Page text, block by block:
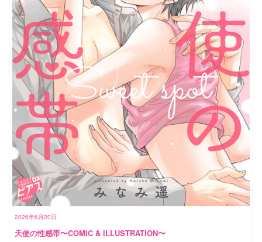
2026年6月20日
天使の性感帯〜COMIC & ILLUSTRATION〜